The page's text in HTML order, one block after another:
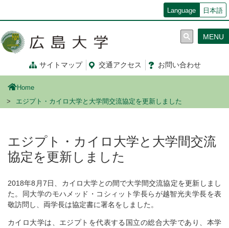
コ
ン
移
Language 日本語
サイトマップ 交通アクセス お問い合わせ
MENU
Home
エジプト・カイロ大学と大学間交流協定を更新しました
エジプト・カイロ大学と大学間交流
協定を更新しました
2018年8月7日、カイロ大学との間で大学間交流協定を更新しまし
た。同大学のモハメッド・コシィット学長らが越智光夫学長を表
敬訪問し、両学長は協定書に署名をしました。
カイロ大学は、エジプトを代表する国立の総合大学であり、本学